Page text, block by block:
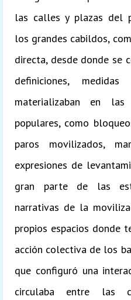
las calles y plazas del
los grandes cabildos,
directa, desde donde se
definiciones,
materializaban en las
populares, como
paros movilizados,
expresiones de
gran parte de las
narrativas de la
propios espacios donde
acción colectiva de los
que configuró una
circulaba entre las